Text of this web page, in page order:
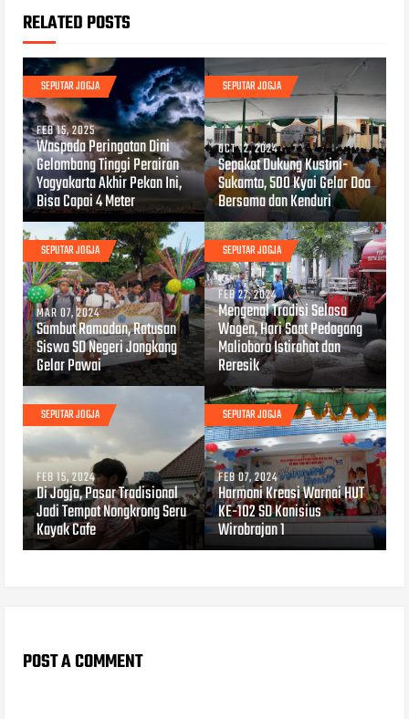
RELATED POSTS
SEPUTAR JOGJA
FEB 15, 2025
Waspada Peringatan Dini
Gelombang Tinggi Perairan
Yogyakarta Akhir Pekan Ini,
Bisa Capai 4 Meter
SEPUTAR JOGJA
OCT 12, 2024
Sepakat Dukung Kustini-
Sukamto, 500 Kyai Gelar Doa
Bersama dan Kenduri
SEPUTAR JOGJA
MAR 07, 2024
Sambut Ramadan, Ratusan
Siswa SD Negeri Jongkang
Gelar Pawai
SEPUTAR JOGJA
FEB 27, 2024
Mengenal Tradisi Selasa
Wagen, Hari Saat Pedagang
Malioboro Istirahat dan
Reresik
SEPUTAR JOGJA
FEB 15, 2024
Di Jogja, Pasar Tradisional
Jadi Tempat Nongkrong Seru
Kayak Cafe
SEPUTAR JOGJA
FEB 07, 2024
Harmoni Kreasi Warnai HUT
KE-102 SD Kanisius
Wirobrajan 1
POST A COMMENT